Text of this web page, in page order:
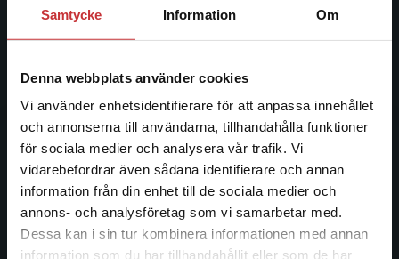
Samtycke Information Om
Denna webbplats använder cookies
Vi använder enhetsidentifierare för att anpassa innehållet
och annonserna till användarna, tillhandahålla funktioner
för sociala medier och analysera vår trafik. Vi
vidarebefordrar även sådana identifierare och annan
information från din enhet till de sociala medier och
annons- och analysföretag som vi samarbetar med.
Dessa kan i sin tur kombinera informationen med annan
information som du har tillhandahållit eller som de har
Begränsad fraktregion
Studentlitteratur grundades 1963 och är idag Sveriges
facklitteratur, utbildningar och digitala
informationstjänster i utbudet, finns Studentlitteratur med
längs hela kunskapsresan.
Kontakta oss
Kontakta oss
046-31 20 00